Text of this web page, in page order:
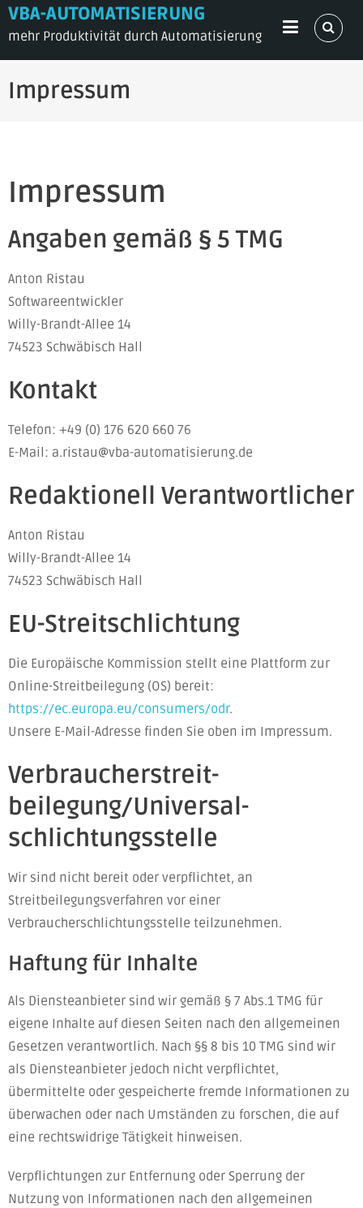
Skip
to
content
VBA-AUTOMATISIERUNG
mehr Produktivität durch Automatisierung
Impressum
Impressum
Angaben gemäß § 5 TMG
Anton Ristau
Softwareentwickler
Willy-Brandt-Allee 14
74523 Schwäbisch Hall
Kontakt
Telefon: +49 (0) 176 620 660 76
E-Mail: a.ristau@vba-automatisierung.de
Redaktionell Verantwortlicher
Anton Ristau
Willy-Brandt-Allee 14
74523 Schwäbisch Hall
EU-Streitschlichtung
Die Europäische Kommission stellt eine Plattform zur
Online-Streitbeilegung (OS) bereit:
https://ec.europa.eu/consumers/odr.
Unsere E-Mail-Adresse finden Sie oben im Impressum.
Verbraucher­streit­
beilegung/Universal­
schlichtungs­stelle
Wir sind nicht bereit oder verpflichtet, an
Streitbeilegungsverfahren vor einer
Verbraucherschlichtungsstelle teilzunehmen.
Haftung für Inhalte
Als Diensteanbieter sind wir gemäß § 7 Abs.1 TMG für
eigene Inhalte auf diesen Seiten nach den allgemeinen
Gesetzen verantwortlich. Nach §§ 8 bis 10 TMG sind wir
als Diensteanbieter jedoch nicht verpflichtet,
übermittelte oder gespeicherte fremde Informationen zu
überwachen oder nach Umständen zu forschen, die auf
eine rechtswidrige Tätigkeit hinweisen.
Verpflichtungen zur Entfernung oder Sperrung der
Nutzung von Informationen nach den allgemeinen